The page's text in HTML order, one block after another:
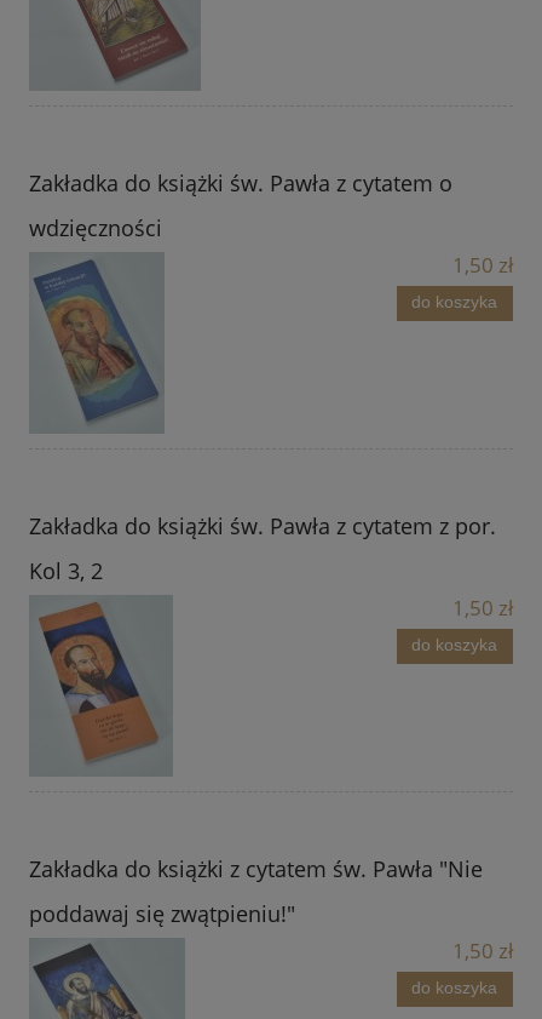
Zakładka do książki św. Pawła z cytatem o
wdzięczności
1,50 zł
do koszyka
Zakładka do książki św. Pawła z cytatem z por.
Kol 3, 2
1,50 zł
do koszyka
Zakładka do książki z cytatem św. Pawła "Nie
poddawaj się zwątpieniu!"
1,50 zł
do koszyka